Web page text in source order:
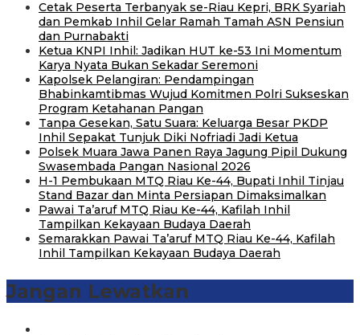
Cetak Peserta Terbanyak se-Riau Kepri, BRK Syariah
dan Pemkab Inhil Gelar Ramah Tamah ASN Pensiun
dan Purnabakti
Ketua KNPI Inhil: Jadikan HUT ke-53 Ini Momentum
Karya Nyata Bukan Sekadar Seremoni
Kapolsek Pelangiran: Pendampingan
Bhabinkamtibmas Wujud Komitmen Polri Sukseskan
Program Ketahanan Pangan
Tanpa Gesekan, Satu Suara: Keluarga Besar PKDP
Inhil Sepakat Tunjuk Diki Nofriadi Jadi Ketua
Polsek Muara Jawa Panen Raya Jagung Pipil Dukung
Swasembada Pangan Nasional 2026
H-1 Pembukaan MTQ Riau Ke-44, Bupati Inhil Tinjau
Stand Bazar dan Minta Persiapan Dimaksimalkan
Pawai Ta’aruf MTQ Riau Ke-44, Kafilah Inhil
Tampilkan Kekayaan Budaya Daerah
Semarakkan Pawai Ta’aruf MTQ Riau Ke-44, Kafilah
Inhil Tampilkan Kekayaan Budaya Daerah
Jangan Lewatkan